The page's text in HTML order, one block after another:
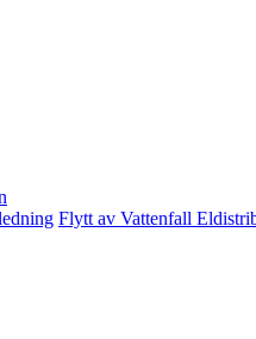
Flytt av Vattenfall